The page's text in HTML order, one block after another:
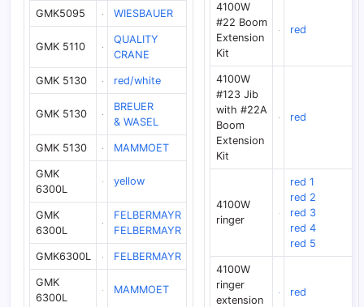
GMK5095 WIESBAUER
GMK 5110
QUALITY
CRANE
GMK 5130 red/white
GMK 5130
BREUER
& WASEL
GMK 5130 MAMMOET
GMK
6300L
yellow
GMK
6300L
FELBERMAYR
FELBERMAYR
GMK6300L FELBERMAYR
GMK
6300L
MAMMOET
4100W
#22 Boom
Extension
Kit
red
4100W
#123 Jib
with #22A
Boom
Extension
Kit
red
4100W
ringer
red 1
red 2
red 3
red 4
red 5
4100W
ringer
extension
red